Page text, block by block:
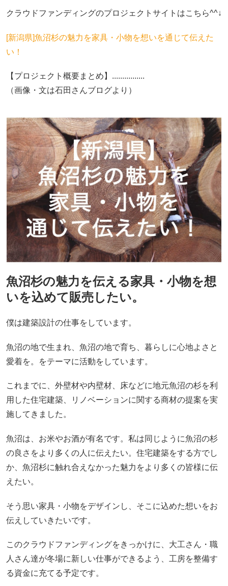
クラウドファンディングのプロジェクトサイトはこちら^^↓
[新潟県]魚沼杉の魅力を家具・小物を想いを通じて伝えた
い！
【プロジェクト概要まとめ】................
（画像・文は石田さんブログより）
魚沼杉の魅力を伝える家具・小物を想
いを込めて販売したい。
僕は建築設計の仕事をしています。
魚沼の地で生まれ、魚沼の地で育ち、暮らしに心地よさと
愛着を。をテーマに活動をしています。
これまでに、外壁材や内壁材、床などに地元魚沼の杉を利
用した住宅建築、リノベーションに関する商材の提案を実
施してきました。
魚沼は、お米やお酒が有名です。私は同じように魚沼の杉
の良さをより多くの人に伝えたい。住宅建築をする方でし
か、魚沼杉に触れ合えなかった魅力をより多くの皆様に伝
えたい。
そう思い家具・小物をデザインし、そこに込めた想いをお
伝えしていきたいです。
このクラウドファンディングをきっかけに、大工さん・職
人さん達が冬場に新しい仕事ができるよう、工房を整備す
る資金に充てる予定です。